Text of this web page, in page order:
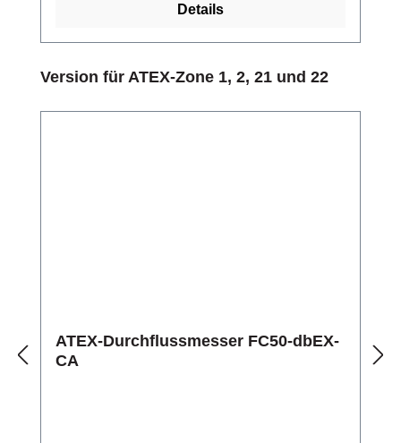
Details
Produktgalerie überspringen
Version für ATEX-Zone 1, 2, 21 und 22
ATEX-Durchflussmesser FC50-dbEX-
CA